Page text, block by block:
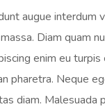
augue interdum
Diam quam
enim eu
pharetra. Neque
diam. Malesuada